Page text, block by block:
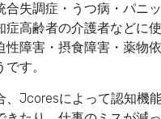
合失調症・うつ病・パニ
症高齢者の介護者などに
性障害・摂食障害・薬物
す。
、Jcoresによって認知機